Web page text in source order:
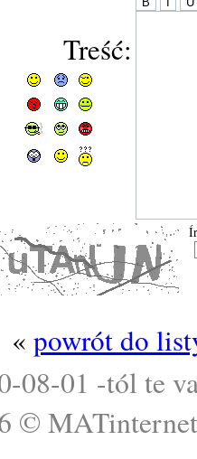
Treść:
« powrót do
08-01 -tól te
© MATinternet